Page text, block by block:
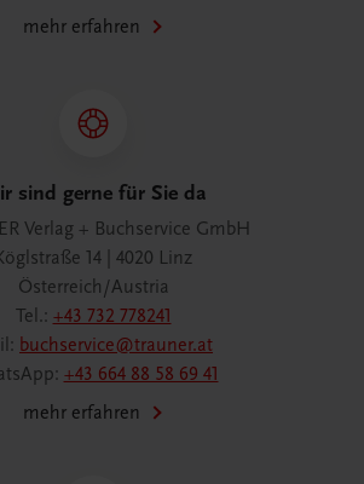
mehr erfahren
sind gerne für Sie da
Verlag + Buchservice GmbH
14 | 4020 Linz
Österreich/Austria
Tel.: +43 732 778241
buchservice@trauner.at
+43 664 88 58 69 41
mehr erfahren